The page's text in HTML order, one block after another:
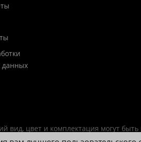
данных
вид, цвет и комплектация могут